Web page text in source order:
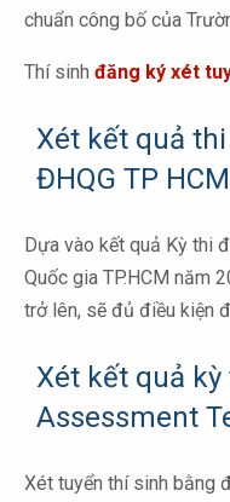
chuẩn công bố của
Thí sinh đăng ký xét
Xét kết quả
ĐHQG TP HCM
Dựa vào kết quả Kỳ thi
Quốc gia TP.HCM năm
trở lên, sẽ đủ điều kiện
Xét kết quả
Assessment
Xét tuyển thí sinh bằng